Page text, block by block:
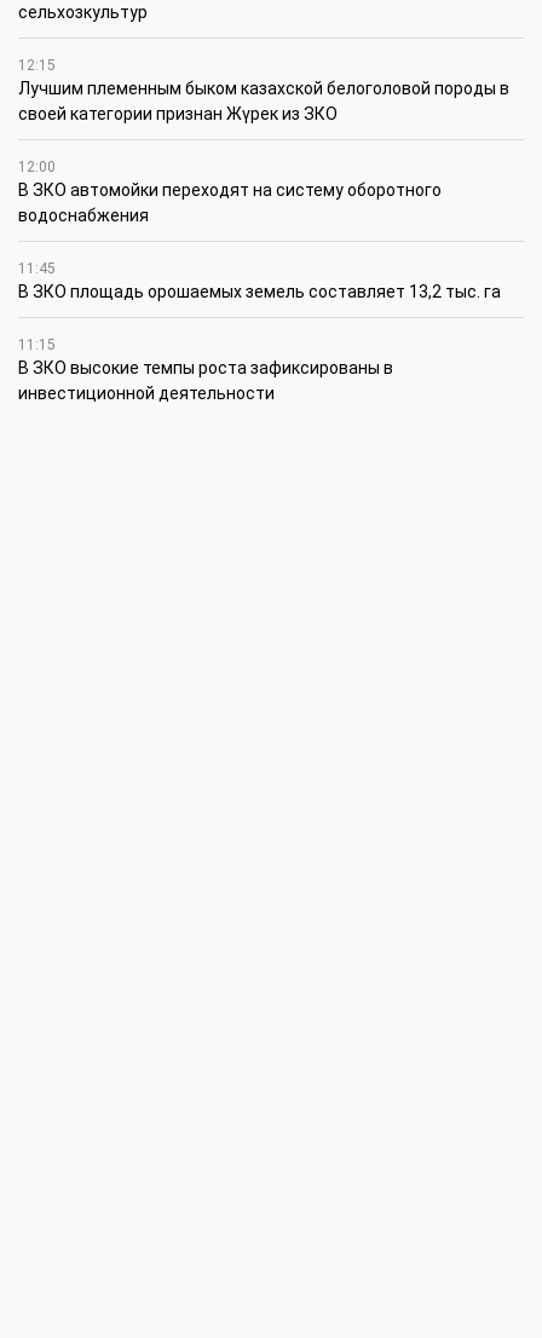
сельхозкультур
12:15
Лучшим племенным быком казахской белоголовой породы в
своей категории признан Жүрек из ЗКО
12:00
В ЗКО автомойки переходят на систему оборотного
водоснабжения
11:45
В ЗКО площадь орошаемых земель составляет 13,2 тыс. га
11:15
В ЗКО высокие темпы роста зафиксированы в
инвестиционной деятельности